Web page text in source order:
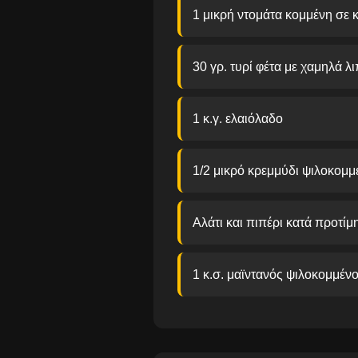
1 μικρή ντομάτα κομμένη σε
30 γρ. τυρί φέτα με χαμηλά
1 κ.γ. ελαιόλαδο
1/2 μικρό κρεμμύδι
Αλάτι και πιπέρι κατά
1 κ.σ. μαϊντανός